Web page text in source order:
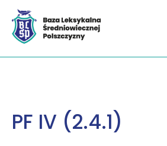
PF IV (2.4.1)